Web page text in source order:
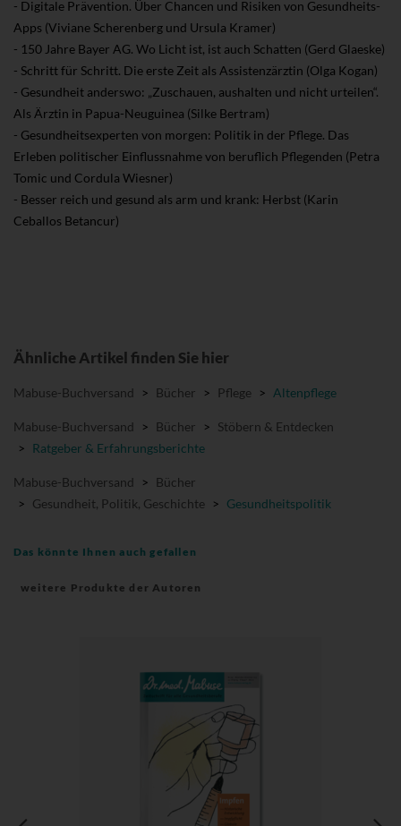
- Digitale Prävention. Über Chancen und Risiken von Gesundheits-
Apps (Viviane Scherenberg und Ursula Kramer)
- 150 Jahre Bayer AG. Wo Licht ist, ist auch Schatten (Gerd Glaeske)
- Schritt für Schritt. Die erste Zeit als Assistenzärztin (Olga Kogan)
- Gesundheit anderswo: „Zuschauen, aushalten und nicht urteilen“.
Als Ärztin in Papua-Neuguinea (Silke Bertram)
- Gesundheitsexperten von morgen: Politik in der Pflege. Das
Erleben politischer Einflussnahme von beruflich Pflegenden (Petra
Tomic und Cordula Wiesner)
- Besser reich und gesund als arm und krank: Herbst (Karin
Ceballos Betancur)
Ähnliche Artikel finden Sie hier
Mabuse-Buchversand > Bücher > Pflege > Altenpflege
Mabuse-Buchversand > Bücher > Stöbern & Entdecken
> Ratgeber & Erfahrungsberichte
Mabuse-Buchversand > Bücher
> Gesundheit, Politik, Geschichte > Gesundheitspolitik
Das könnte Ihnen auch gefallen
weitere Produkte der Autoren